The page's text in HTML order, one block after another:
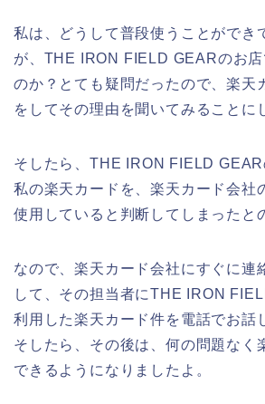
私は、どうして普段使うことができ
が、THE IRON FIELD GEARのお
のか？とても疑問だったので、楽天
をしてその理由を聞いてみることに
そしたら、THE IRON FIELD
私の楽天カードを、楽天カード会社
使用していると判断してしまったと
なので、楽天カード会社にすぐに連
して、その担当者にTHE IRON
利用した楽天カード件を電話でお話
そしたら、その後は、何の問題なく
できるようになりましたよ。